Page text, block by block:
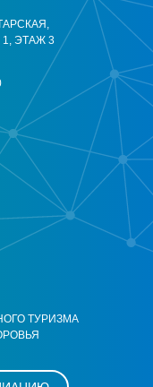
ТУРИЗМА
ЭТАЖ 3